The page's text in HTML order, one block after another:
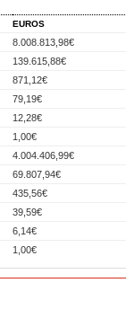
EUROS
8.008.813,98€
139.615,88€
871,12€
79,19€
12,28€
1,00€
4.004.406,99€
69.807,94€
435,56€
39,59€
6,14€
1,00€